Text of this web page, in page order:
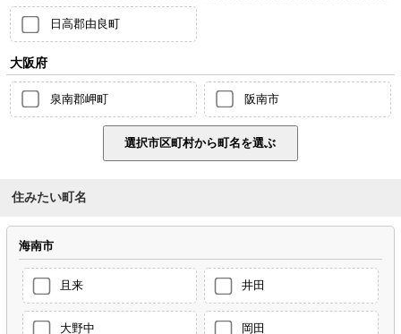
日高郡由良町
大阪府
泉南郡岬町 阪南市
住みたい町名
海南市
且来 井田
大野中 岡田